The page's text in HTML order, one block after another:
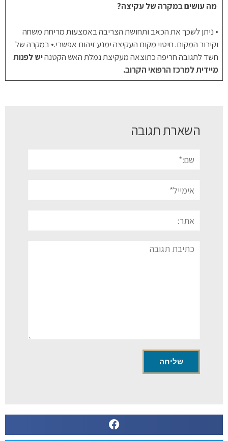
מה עושים במקרה של עקיצה?
• ניתן לשכך את הכאב ותחושת הצריבה באמצעות מריחת משחה
וקירור המקום. חיטוי מקום העקיצה ימנע זיהום אפשרי.• במקרה של
חשד לתגובה חריפה כתוצאה מעקיצת נמלת האש הקטנהיש לפנות
מיידית למרכז הרפואי הקרוב.
השארת תגובה
תגובה